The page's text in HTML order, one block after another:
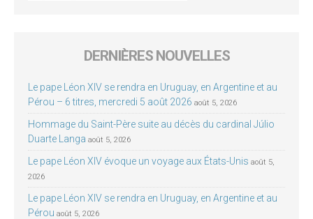
DERNIÈRES NOUVELLES
Le pape Léon XIV se rendra en Uruguay, en Argentine et au
Pérou – 6 titres, mercredi 5 août 2026 août 5, 2026
Hommage du Saint-Père suite au décès du cardinal Júlio
Duarte Langa août 5, 2026
Le pape Léon XIV évoque un voyage aux États-Unis août 5,
2026
Le pape Léon XIV se rendra en Uruguay, en Argentine et au
Pérou août 5, 2026